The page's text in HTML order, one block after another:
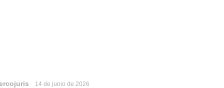
14 de junio de 2026